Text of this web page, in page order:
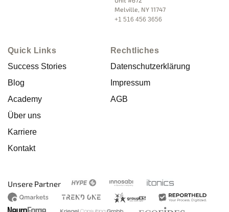
Melville, NY 11747
+1 516 456 3656
Quick Links
Success Stories
Blog
Academy
Über uns
Karriere
Kontakt
Rechtliches
Datenschutzerklärung
Impressum
AGB
Unsere Partner